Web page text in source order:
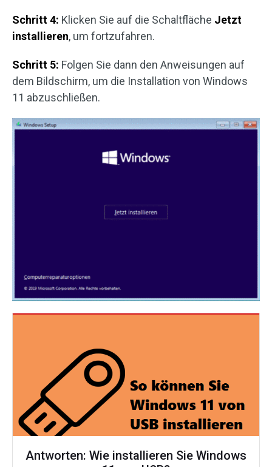
Schritt 4: Klicken Sie auf die Schaltfläche Jetzt
installieren, um fortzufahren.
Schritt 5: Folgen Sie dann den Anweisungen auf
dem Bildschirm, um die Installation von Windows
11 abzuschließen.
Antworten: Wie installieren Sie Windows